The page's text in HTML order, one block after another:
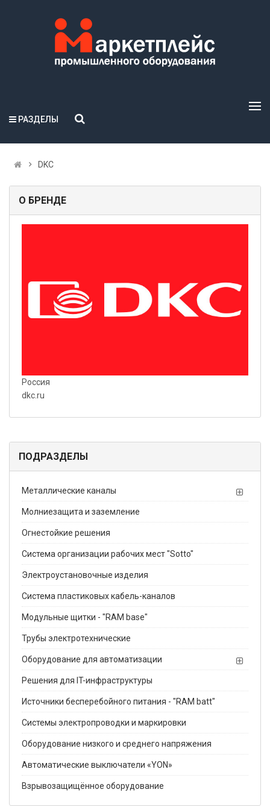
РАЗДЕЛЫ
DKC
О БРЕНДЕ
Россия
dkc.ru
ПОДРАЗДЕЛЫ
Металлические каналы
Молниезащита и заземление
Огнестойкие решения
Система организации рабочих мест "Sotto"
Электроустановочные изделия
Система пластиковых кабель-каналов
Модульные щитки - "RAM base"
Трубы электротехнические
Оборудование для автоматизации
Решения для IT-инфраструктуры
Источники бесперебойного питания - "RAM batt"
Системы электропроводки и маркировки
Оборудование низкого и среднего напряжения
Автоматические выключатели «YON»
Взрывозащищённое оборудование